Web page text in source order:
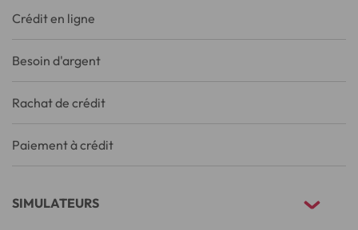
Crédit en ligne
Besoin d'argent
Rachat de crédit
Paiement à crédit
SIMULATEURS